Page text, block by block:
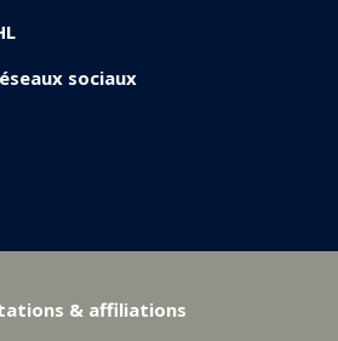
sociaux
& affiliations